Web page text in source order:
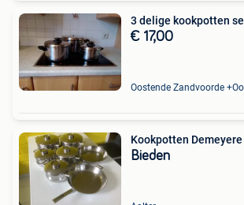
3 delige kookpotten
€ 17,00
Kookpotten Demeyere
Bieden